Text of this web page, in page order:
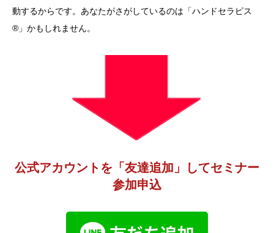
動するからです。あなたがさがしているのは「ハンドセラピス
®」かもしれません。
公式アカウントを「友達追加」してセミナー
参加申込